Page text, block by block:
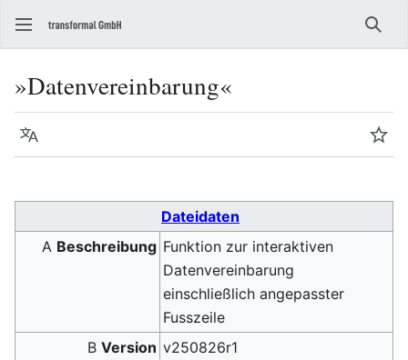
»Datenvereinbarung«
Sprache
Dateidaten
A Beschreibung Funktion zur interaktiven
Datenvereinbarung
einschließlich angepasster
Fusszeile
B Version v250826r1